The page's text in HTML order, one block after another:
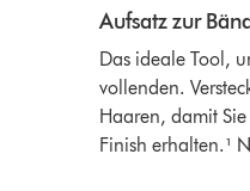
Aufsatz zur
Das ideale Tool,
vollenden.
Haaren, damit
Finish erhalten.¹